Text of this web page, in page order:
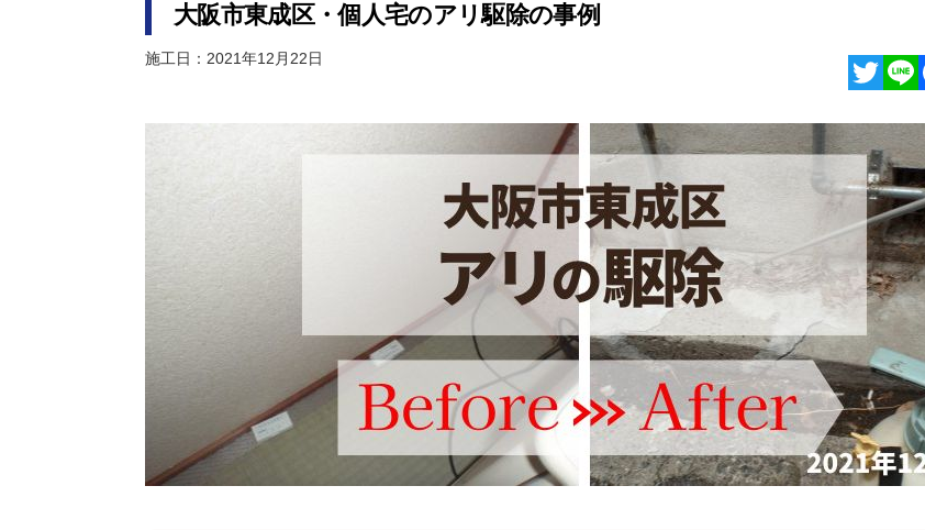
大阪市東成区・個人宅のアリ駆除の事例
施工日：2021年12月22日